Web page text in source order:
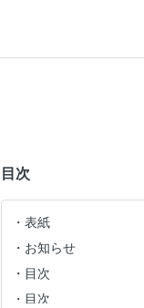
目次
表紙
お知らせ
目次
目次